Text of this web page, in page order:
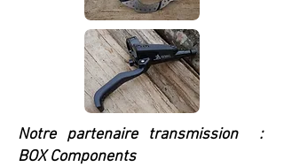
Notre partenaire transmission :
BOX Components